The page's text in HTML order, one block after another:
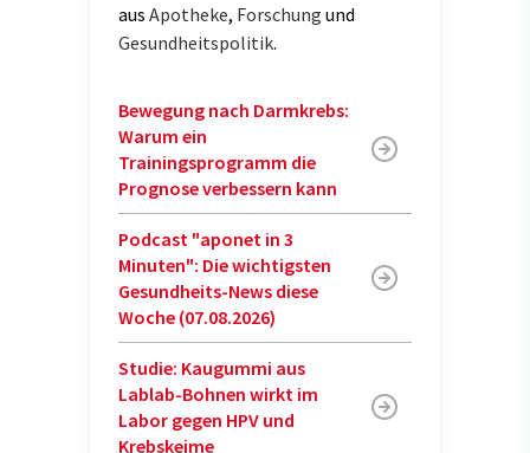
aus Apotheke, Forschung und
Gesundheitspolitik.
Bewegung nach Darmkrebs:
Warum ein
Trainingsprogramm die
Prognose verbessern kann
Podcast "aponet in 3
Minuten": Die wichtigsten
Gesundheits-News diese
Woche (07.08.2026)
Studie: Kaugummi aus
Lablab-Bohnen wirkt im
Labor gegen HPV und
Krebskeime